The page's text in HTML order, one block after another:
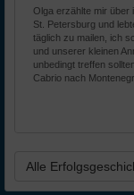
Olga erzählte mir über
St. Petersburg und
täglich zu mailen, ich
und unserer kleinen
unbedingt treffen
Cabrio nach
Alle